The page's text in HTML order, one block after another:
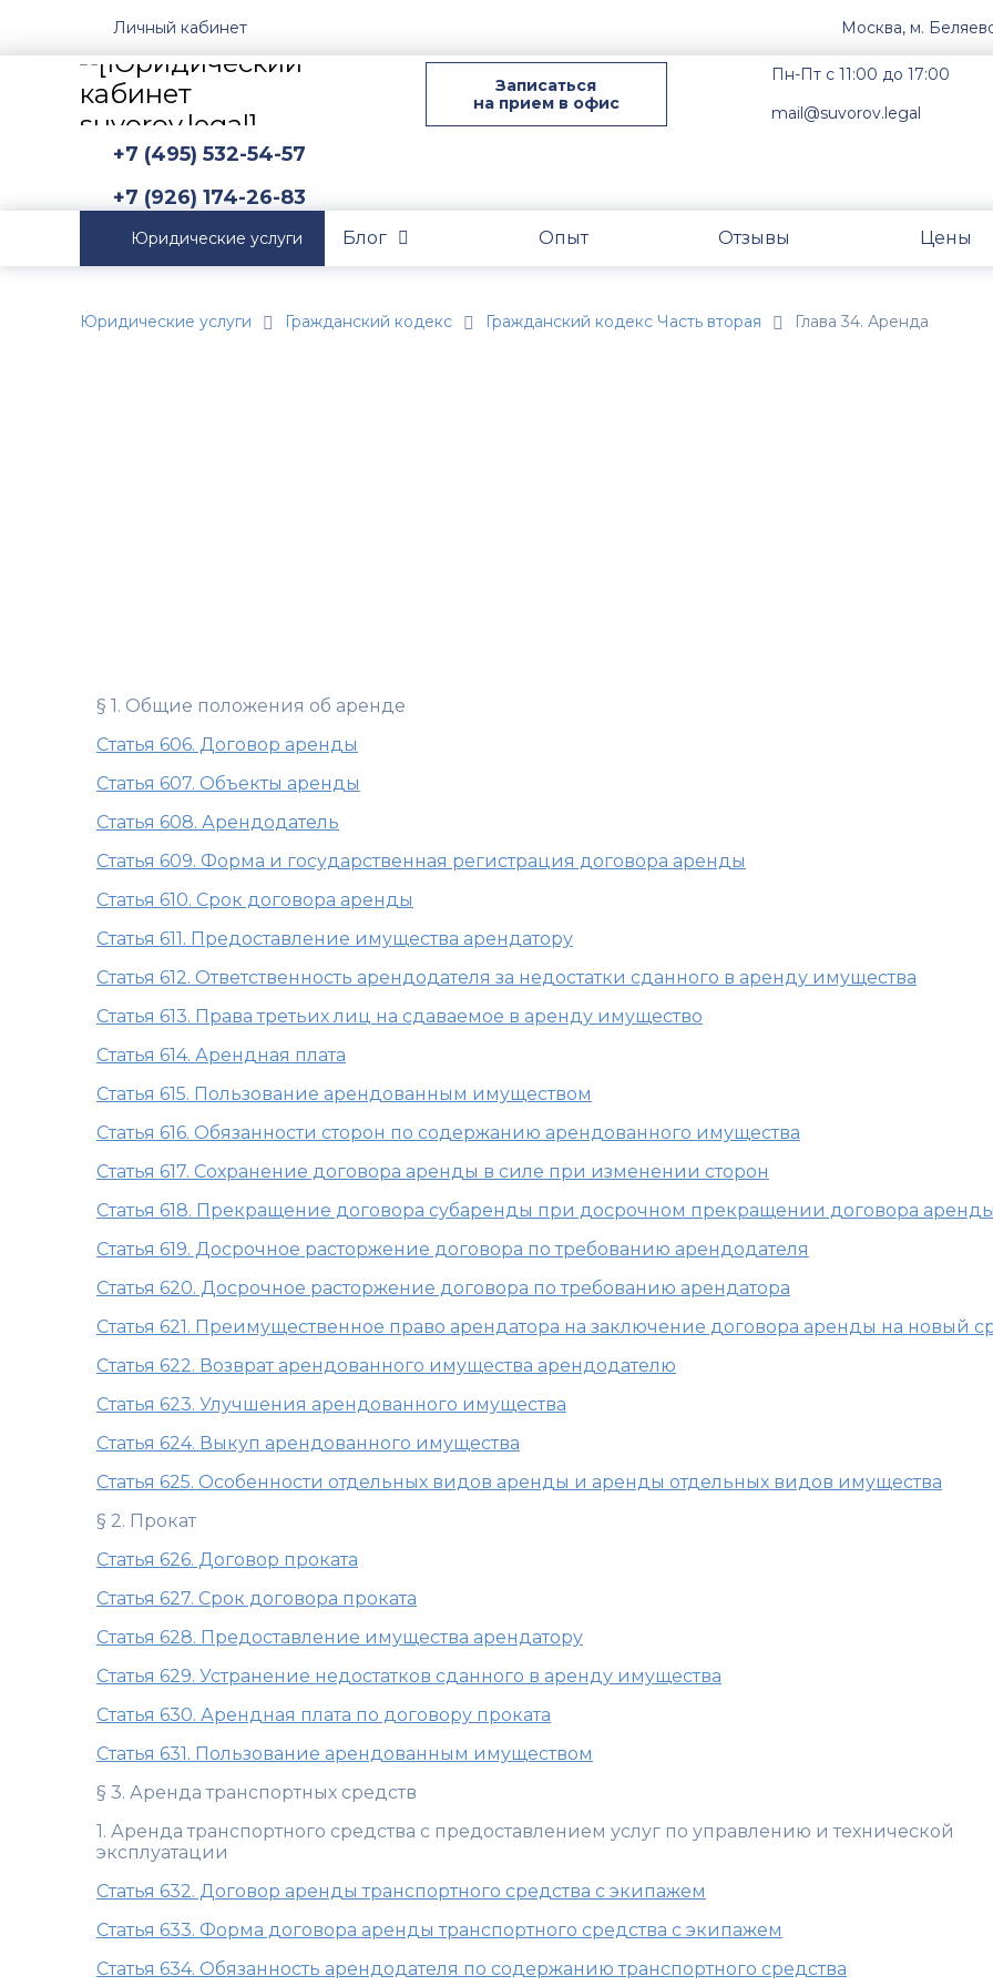
Личный кабинет Москва, м.
Записаться
на прием в офис
Пн-Пт с 11:00 до 17:00
mail@suvorov.legal
+7 (495) 532-54-57
+7 (926) 174-26-83
Юридические услуги Блог Опыт Отзывы Цены
Юридические услуги Гражданский кодекс Гражданский кодекс Часть вторая Глава 34. Аренда
§ 1. Общие положения об аренде
Статья 606. Договор аренды
Статья 607. Объекты аренды
Статья 608. Арендодатель
Статья 609. Форма и государственная регистрация договора аренды
Статья 610. Срок договора аренды
Статья 611. Предоставление имущества арендатору
Статья 612. Ответственность арендодателя за недостатки сданного в аренду имущества
Статья 613. Права третьих лиц на сдаваемое в аренду имущество
Статья 614. Арендная плата
Статья 615. Пользование арендованным имуществом
Статья 616. Обязанности сторон по содержанию арендованного имущества
Статья 617. Сохранение договора аренды в силе при изменении сторон
Статья 618. Прекращение договора субаренды при досрочном прекращении договора аренды
Статья 619. Досрочное расторжение договора по требованию арендодателя
Статья 620. Досрочное расторжение договора по требованию арендатора
Статья 621. Преимущественное право арендатора на заключение договора аренды на новый
Статья 622. Возврат арендованного имущества арендодателю
Статья 623. Улучшения арендованного имущества
Статья 624. Выкуп арендованного имущества
Статья 625. Особенности отдельных видов аренды и аренды отдельных видов имущества
§ 2. Прокат
Статья 626. Договор проката
Статья 627. Срок договора проката
Статья 628. Предоставление имущества арендатору
Статья 629. Устранение недостатков сданного в аренду имущества
Статья 630. Арендная плата по договору проката
Статья 631. Пользование арендованным имуществом
§ 3. Аренда транспортных средств
1. Аренда транспортного средства с предоставлением услуг по управлению и технической
эксплуатации
Статья 632. Договор аренды транспортного средства с экипажем
Статья 633. Форма договора аренды транспортного средства с экипажем
Статья 634. Обязанность арендодателя по содержанию транспортного средства